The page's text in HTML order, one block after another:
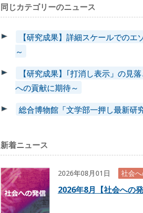
同じカテゴリーのニュース
【研究成果】詳細スケールでの
～
【研究成果】｢打消し表示」の見
への貢献に期待～
総合博物館「文学部一押し最新
新着ニュース
2026年08月01日 社会
2026年8月【社会への発